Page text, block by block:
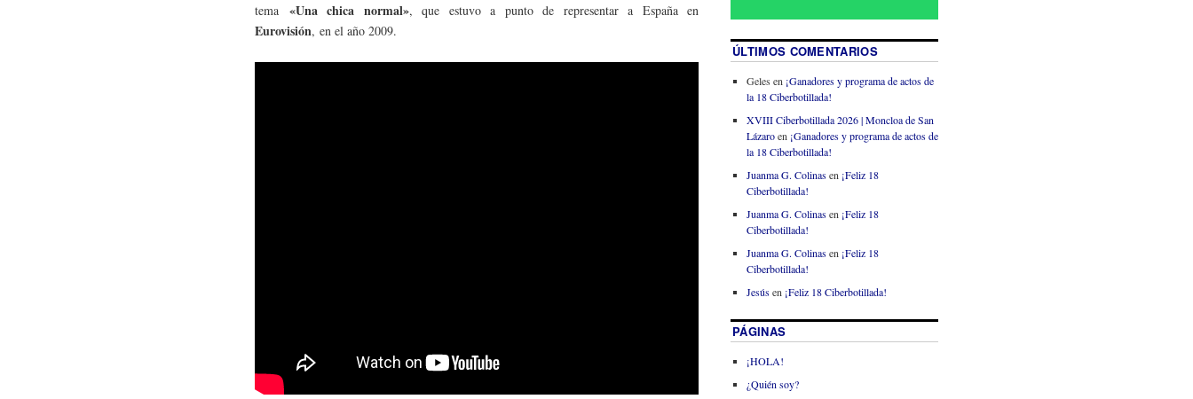
tema «Una chica normal», que estuvo a punto de representar a España en
Eurovisión, en el año 2009.
ÚLTIMOS COMENTARIOS
Geles en ¡Ganadores y programa de actos de
la 18 Ciberbotillada!
XVIII Ciberbotillada 2026 | Moncloa de San
Lázaroen ¡Ganadores y programa de actos de
la 18 Ciberbotillada!
Juanma G. Colinasen ¡Feliz 18
Ciberbotillada!
Juanma G. Colinasen ¡Feliz 18
Ciberbotillada!
Juanma G. Colinasen ¡Feliz 18
Ciberbotillada!
Jesúsen ¡Feliz 18 Ciberbotillada!
PÁGINAS
¡HOLA!
¿Quién soy?